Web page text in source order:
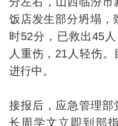
饭店发生部分坍塌，
时52分，已救出45
人重伤，21人轻伤
进行中。
接报后，应急管理部
长周学文立即到部